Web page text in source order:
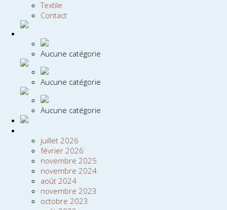
Textile
Contact
Aucune catégorie
Aucune catégorie
Aucune catégorie
juillet 2026
février 2026
novembre 2025
novembre 2024
août 2024
novembre 2023
octobre 2023